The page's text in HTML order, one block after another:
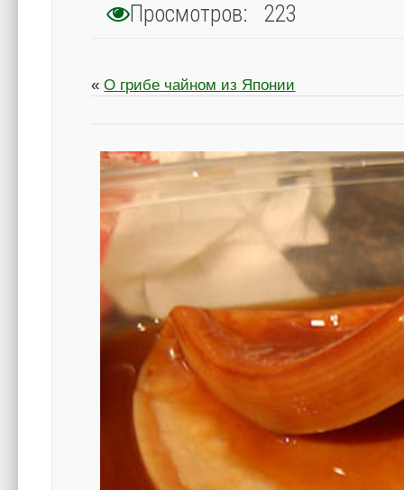
Просмотров: 223
«О грибе чайном из Японии